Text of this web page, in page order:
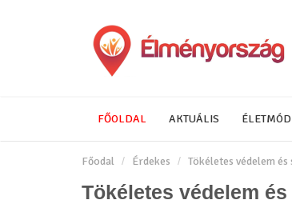
FŐOLDAL AKTUÁLIS ÉLETMÓD
Főodal Érdekes Tökéletes védelem
Tökéletes védelem